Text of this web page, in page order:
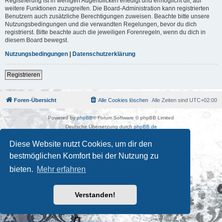
Diese Website nutzt Cookies, um dir den
bestmöglichen Komfort bei der Nutzung zu
bieten. Mehr erfahren
Verstanden!
weitere Funktionen zuzugreifen. Die Board-Administration kann registrierten
Benutzern auch zusätzliche Berechtigungen zuweisen. Beachte bitte unsere
Nutzungsbedingungen und die verwandten Regelungen, bevor du dich
registrierst. Bitte beachte auch die jeweiligen Forenregeln, wenn du dich in
diesem Board bewegst.
Nutzungsbedingungen | Datenschutzerklärung
Registrieren
Foren-Übersicht Alle Zeiten sind UTC+02:00
Alle Cookies löschen
Powered byphpBB® Forum Software © phpBB Limited
Deutsche Übersetzung durch phpBB.de
Datenschutz| Nutzungsbedingungen